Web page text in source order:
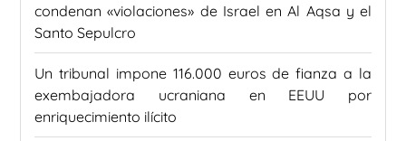
condenan «violaciones» de Israel en Al Aqsa y el
Santo Sepulcro
Un tribunal impone 116.000 euros de fianza a la
exembajadora ucraniana en EEUU por
enriquecimiento ilícito